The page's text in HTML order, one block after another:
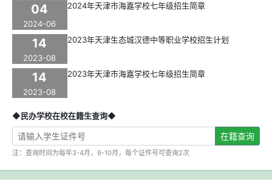
04
2024-06
2024年天津市海嘉学校七年级招生简章
14
2023-08
2023年天津生态城汉德中等职业学校招生计划
14
2023-08
2023年天津市海嘉学校七年级招生简章
◆民办学校在校在籍生查询◆
在籍查询
注：查询时间为每年3-4月，9-10月，每个证件号可查询2次